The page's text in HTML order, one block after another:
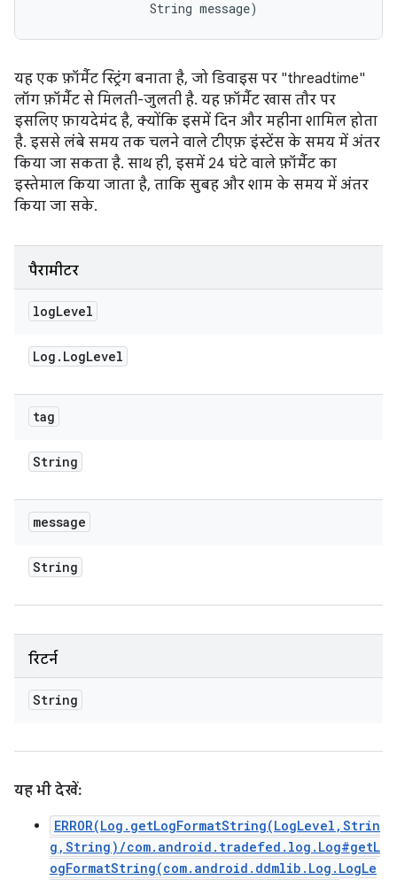
                String message)
यह एक फ़ॉर्मैट स्ट्रिंग बनाता है, जो डिवाइस पर "threadtime"
लॉग फ़ॉर्मैट से मिलती-जुलती है. यह फ़ॉर्मैट खास तौर पर
इसलिए फ़ायदेमंद है, क्योंकि इसमें दिन और महीना शामिल होता
है. इससे लंबे समय तक चलने वाले टीएफ़ इंस्टेंस के समय में अंतर
किया जा सकता है. साथ ही, इसमें 24 घंटे वाले फ़ॉर्मैट का
इस्तेमाल किया जाता है, ताकि सुबह और शाम के समय में अंतर
किया जा सके.
पैरामीटर
logLevel
Log . LogLevel
tag
String
message
String
रिटर्न
String
यह भी देखें:
ERROR(Log.getLogFormatString(LogLevel,Strin
g,String)/com.android.tradefed.log.Log#getL
ogFormatString(com.android.ddmlib.Log.LogLe